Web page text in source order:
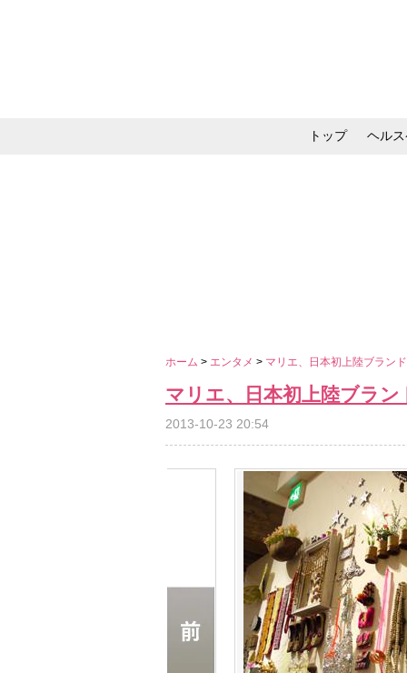
トップ ヘル
ホーム > エンタメ > マリエ、日本初上陸ブラン
マリエ、日本初上陸ブラン
2013-10-23 20:54